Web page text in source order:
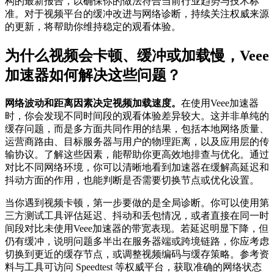
准。对于视频平台的缓冲改进与网络诊断，持续关注权威来源
的更新，将帮助你维持稳定的观看体验。
为什么视频会卡顿、缓冲或加载慢，Veee
加速器如何解决这些问题？
网络波动和距离因素决定视频加载速度。 在使用Veee加速器
时，你会发现不同时间段的观看体验差异较大。这并非单纯的
缓存问题，而是多方面共同作用的结果，包括本地网络质量、
运营商路由、目标服务器与用户的物理距离，以及应用层的传
输协议。了解这些因素，能帮助你更高效地排查与优化。通过
对比不同网络环境，你可以清晰地看到加速器在缓解高延迟和
抖动方面的作用，也能判断是否需要切换节点或优化设置。
当你遇到视频卡顿，第一步要做的是全局诊断。你可以使用第
三方测试工具评估延迟、抖动和丢包情况，或者直接在同一时
间段对比未使用Veee加速器的带宽表现。若延迟明显下降，但
仍有缓冲，说明问题多半出在服务器端或跨境链路，你应考虑
切换到更近的缓存节点，或调整视频编码与缓存策略。参考资
料与工具可访问 Speedtest 等权威平台，获取准确的网络状态